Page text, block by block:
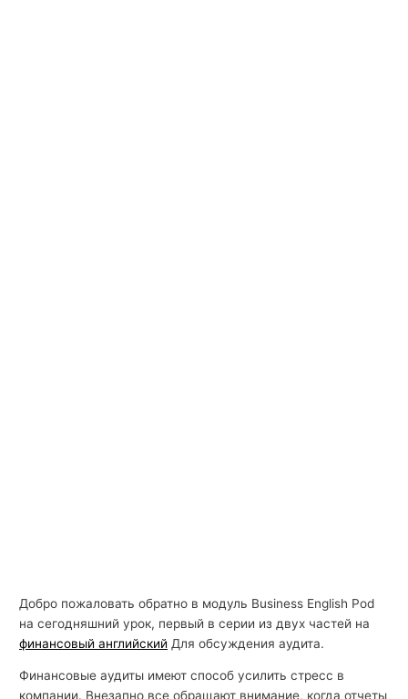
Добро пожаловать обратно в модуль Business English Pod
на сегодняшний урок, первый в серии из двух частей на
финансовый английский Для обсуждения аудита.
Финансовые аудиты имеют способ усилить стресс в
компании. Внезапно все обращают внимание, когда отчеты